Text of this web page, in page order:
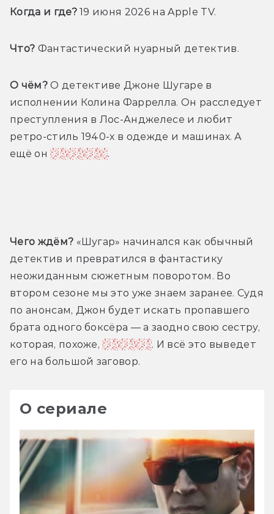
Когда и где? 19 июня 2026 на Apple TV.
Что? Фантастический нуарный детектив.
О чём? О детективе Джоне Шугаре в
исполнении Колина Фаррелла. Он расследует
преступления в Лос-Анджелесе и любит
ретро-стиль 1940-х в одежде и машинах. А
ещё он пришелец.
Чего ждём? «Шугар» начинался как обычный
детектив и превратился в фантастику
неожиданным сюжетным поворотом. Во
втором сезоне мы это уже знаем заранее. Судя
по анонсам, Джон будет искать пропавшего
брата одного боксёра — а заодно свою сестру,
которая, похоже, на Земле. И всё это выведет
его на большой заговор.
О сериале